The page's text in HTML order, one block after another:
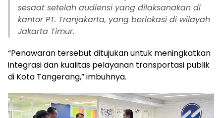
sesaat setelah audiensi yang dilaksanakan di
kantor PT. Tranjakarta, yang berlokasi di wilayah
Jakarta Timur.
“Penawaran tersebut ditujukan untuk meningkatkan
integrasi dan kualitas pelayanan transportasi publik
di Kota Tangerang,” imbuhnya.